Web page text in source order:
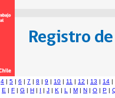
4 | 5 | 6 | 7 | 8 | 9 | 10 | 11 | 12 | 13 | 14 |
E | F | G | H | I | J | K | L | M | N | O | P |